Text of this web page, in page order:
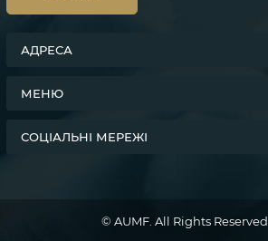
АДРЕСА
МЕНЮ
СОЦІАЛЬНІ МЕРЕЖІ
© AUMF. All Rights Reserved